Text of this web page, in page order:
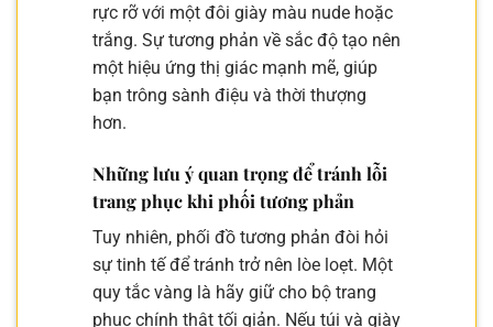
rực rỡ với một đôi giày màu nude hoặc
trắng. Sự tương phản về sắc độ tạo nên
một hiệu ứng thị giác mạnh mẽ, giúp
bạn trông sành điệu và thời thượng
hơn.
Những lưu ý quan trọng để tránh lỗi
trang phục khi phối tương phản
Tuy nhiên, phối đồ tương phản đòi hỏi
sự tinh tế để tránh trở nên lòe loẹt. Một
quy tắc vàng là hãy giữ cho bộ trang
phục chính thật tối giản. Nếu túi và giày